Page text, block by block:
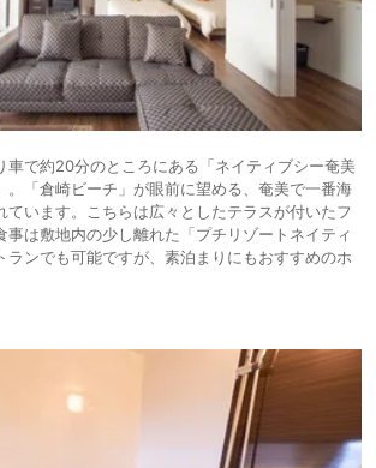
車で約20分のところにある「ネイティブシー奄美
。「倉崎ビーチ」が眼前に望める、奄美で一番海
ています。こちらは広々としたテラスが付いたフ
事は敷地内の少し離れた「プチリゾートネイティ
ランでも可能ですが、素泊まりにもおすすめのホ